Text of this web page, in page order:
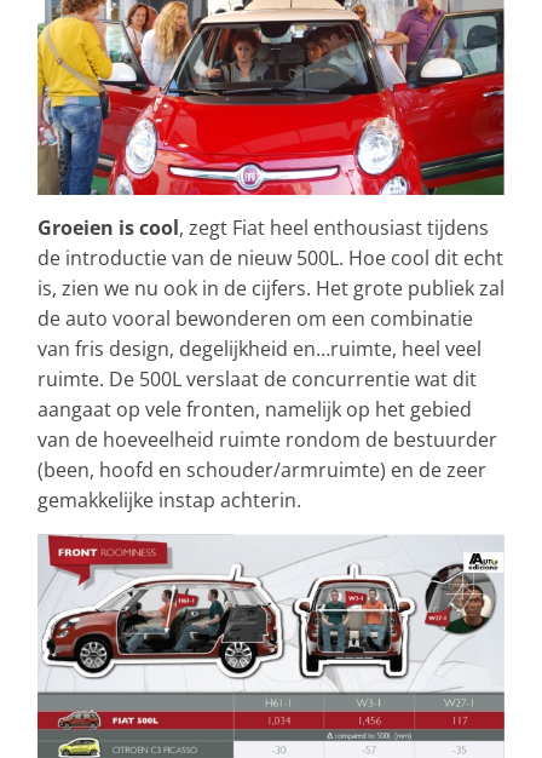
Groeien is cool, zegt Fiat heel enthousiast tijdens
de introductie van de nieuw 500L. Hoe cool dit echt
is, zien we nu ook in de cijfers. Het grote publiek zal
de auto vooral bewonderen om een combinatie
van fris design, degelijkheid en…ruimte, heel veel
ruimte. De 500L verslaat de concurrentie wat dit
aangaat op vele fronten, namelijk op het gebied
van de hoeveelheid ruimte rondom de bestuurder
(been, hoofd en schouder/armruimte) en de zeer
gemakkelijke instap achterin.